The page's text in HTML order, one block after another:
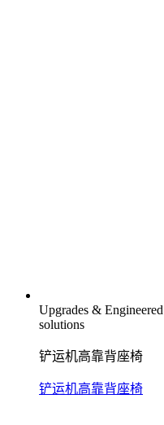
Upgrades & Engineered
solutions
铲运机高靠背座椅
铲运机高靠背座椅